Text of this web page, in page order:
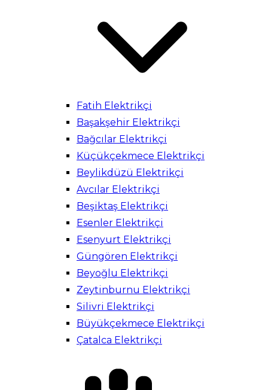
Fatih Elektrikçi
Başakşehir Elektrikçi
Bağcılar Elektrikçi
Küçükçekmece Elektrikçi
Beylikdüzü Elektrikçi
Avcılar Elektrikçi
Beşiktaş Elektrikçi
Esenler Elektrikçi
Esenyurt Elektrikçi
Güngören Elektrikçi
Beyoğlu Elektrikçi
Zeytinburnu Elektrikçi
Silivri Elektrikçi
Büyükçekmece Elektrikçi
Çatalca Elektrikçi